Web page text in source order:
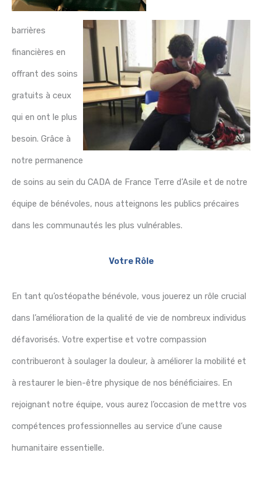
barrières
financières en
offrant des soins
gratuits à ceux
qui en ont le plus
besoin. Grâce à
notre permanence
de soins au sein du CADA de France Terre d’Asile et de notre
équipe de bénévoles, nous atteignons les publics précaires
dans les communautés les plus vulnérables.
Votre Rôle
En tant qu’ostéopathe bénévole, vous jouerez un rôle crucial
dans l’amélioration de la qualité de vie de nombreux individus
défavorisés. Votre expertise et votre compassion
contribueront à soulager la douleur, à améliorer la mobilité et
à restaurer le bien-être physique de nos bénéficiaires. En
rejoignant notre équipe, vous aurez l’occasion de mettre vos
compétences professionnelles au service d’une cause
humanitaire essentielle.